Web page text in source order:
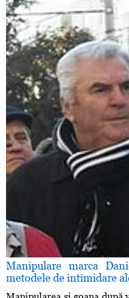
Manipulare marca
metodele de intimidare